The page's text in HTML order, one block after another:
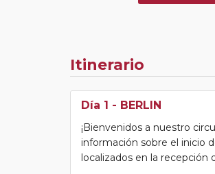
Itinerario
Día 1 - BERLIN
¡Bienvenidos a nuestro
información sobre el inicio
localizados en la recepción